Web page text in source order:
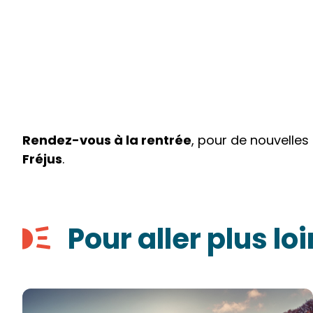
Rendez-vous à la rentrée, pour de
Fréjus.
Pour aller plus